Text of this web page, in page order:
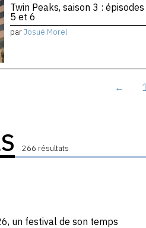
Twin Peaks, saison 3 : épisodes
5 et 6
parJosué Morel
← 1
266 résultats
un festival de son temps